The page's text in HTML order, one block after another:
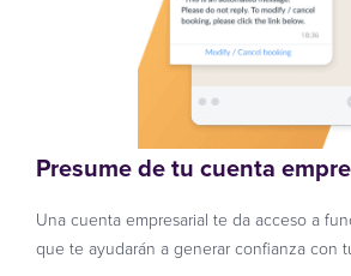
Presume de tu cuenta
Una cuenta empresarial te da acceso a
que te ayudarán a generar confianza con